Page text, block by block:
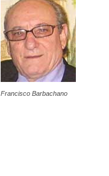
Francisco Barbachano